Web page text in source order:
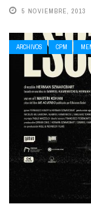
5 NOVIEMBRE, 2013
ARCHIVOS CPM